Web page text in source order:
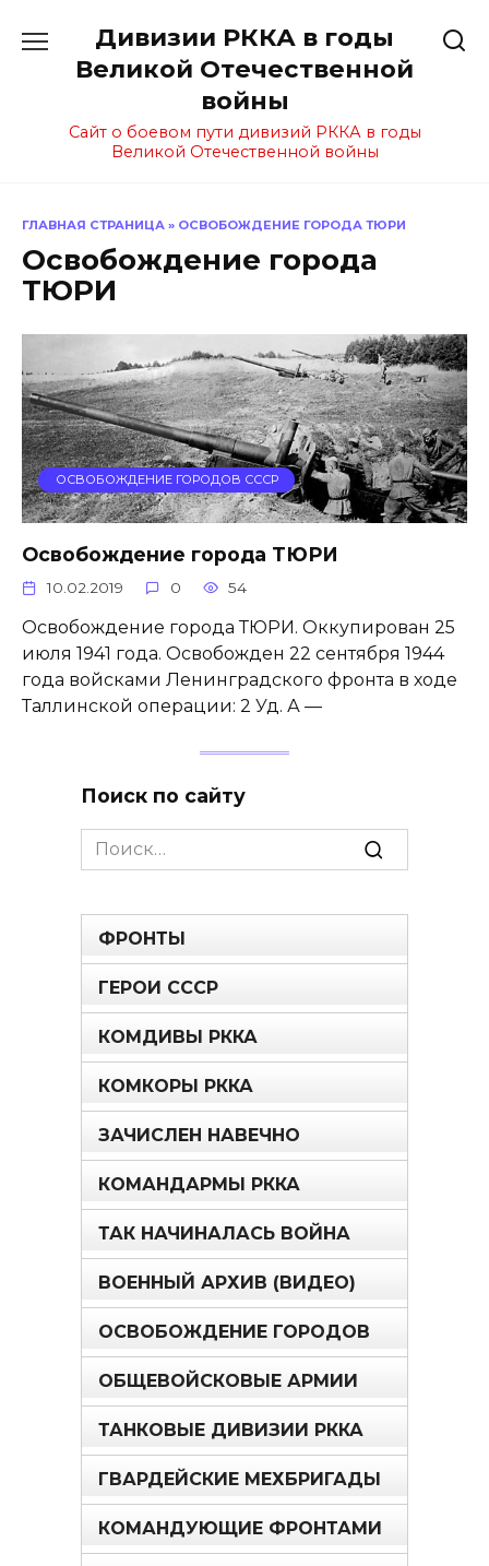
содержанию
Дивизии РККА в годы
Великой Отечественной
войны
Сайт о боевом пути дивизий РККА в годы
Великой Отечественной войны
ГЛАВНАЯ СТРАНИЦА » ОСВОБОЖДЕНИЕ ГОРОДА ТЮРИ
Освобождение города
ТЮРИ
ОСВОБОЖДЕНИЕ ГОРОДОВ СССР
Освобождение города ТЮРИ
10.02.2019 0 54
Освобождение города ТЮРИ. Оккупирован 25
июля 1941 года. Освобожден 22 сентября 1944
года войсками Ленинградского фронта в ходе
Таллинской операции: 2 Уд. А —
Поиск по сайту
Search
for:
ФРОНТЫ
ГЕРОИ СССР
КОМДИВЫ РККА
КОМКОРЫ РККА
ЗАЧИСЛЕН НАВЕЧНО
КОМАНДАРМЫ РККА
ТАК НАЧИНАЛАСЬ ВОЙНА
ВОЕННЫЙ АРХИВ (ВИДЕО)
ОСВОБОЖДЕНИЕ ГОРОДОВ
ОБЩЕВОЙСКОВЫЕ АРМИИ
ТАНКОВЫЕ ДИВИЗИИ РККА
ГВАРДЕЙСКИЕ МЕХБРИГАДЫ
КОМАНДУЮЩИЕ ФРОНТАМИ